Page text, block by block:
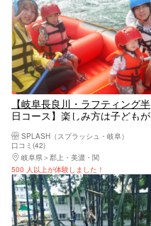
【岐阜長良川・ラフティング半
日コース】楽しみ方は子どもが
ングツアー＜3才から参加可
能！＞写真プレゼント！
SPLASH（スプラッシュ・岐阜）
口コミ(42)
岐阜県
郡上・美濃・関
500 人以上が体験しました！